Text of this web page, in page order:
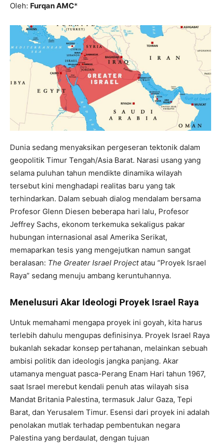
Oleh: Furqan AMC*
Dunia sedang menyaksikan pergeseran tektonik dalam
geopolitik Timur Tengah/Asia Barat. Narasi usang yang
selama puluhan tahun mendikte dinamika wilayah
tersebut kini menghadapi realitas baru yang tak
terhindarkan. Dalam sebuah dialog mendalam bersama
Profesor Glenn Diesen beberapa hari lalu, Profesor
Jeffrey Sachs, ekonom terkemuka sekaligus pakar
hubungan internasional asal Amerika Serikat,
memaparkan tesis yang mengejutkan namun sangat
beralasan: The Greater Israel Projectatau “Proyek Israel
Raya” sedang menuju ambang keruntuhannya.
Menelusuri Akar Ideologi Proyek Israel Raya
Untuk memahami mengapa proyek ini goyah, kita harus
terlebih dahulu mengupas definisinya. Proyek Israel Raya
bukanlah sekadar konsep pertahanan, melainkan sebuah
ambisi politik dan ideologis jangka panjang. Akar
utamanya menguat pasca-Perang Enam Hari tahun 1967,
saat Israel merebut kendali penuh atas wilayah sisa
Mandat Britania Palestina, termasuk Jalur Gaza, Tepi
Barat, dan Yerusalem Timur. Esensi dari proyek ini adalah
penolakan mutlak terhadap pembentukan negara
Palestina yang berdaulat, dengan tujuan